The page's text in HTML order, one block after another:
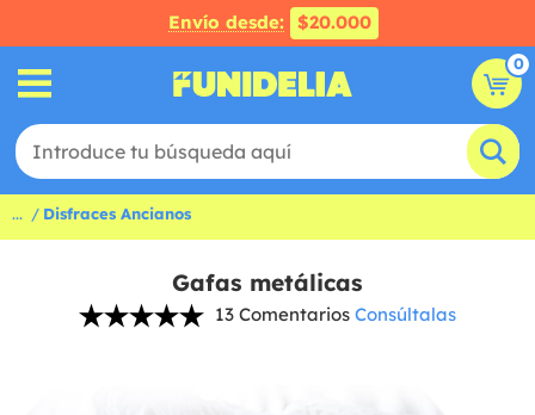
Envío desde: $20.000
0
... Disfraces Ancianos
Gafas metálicas
13 Comentarios Consúltalas